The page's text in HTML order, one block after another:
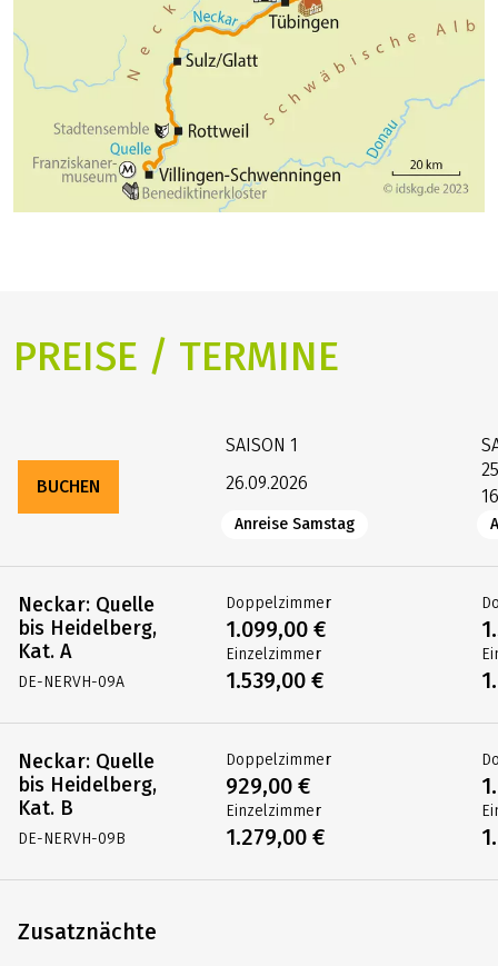
PREISE / TERMINE
BUCHEN
Neckar: Quelle
bis Heidelberg,
Kat. A
DE-NERVH-09A
Neckar: Quelle
bis Heidelberg,
Kat. B
DE-NERVH-09B
Zusatznächte
SAISON 1
26.09.2026
Anreise Samstag
Doppelzimmer
1.099,00 €
Einzelzimmer
1.539,00 €
Doppelzimmer
929,00 €
Einzelzimmer
1.279,00 €